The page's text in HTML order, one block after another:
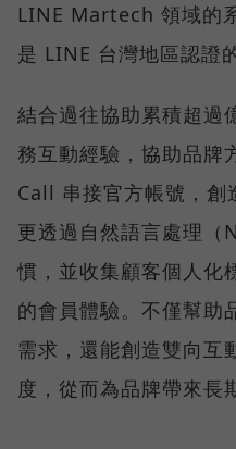
LINE Martech 領域的
是 LINE 台灣地區認證
結合過往協助累積超過
務互動經驗，協助品牌
Call 串接官方帳號，創
更透過自然語言處理（
慣，並收集顧客個人化
的會員體驗。不僅幫助
需求，還能創造雙向互
度，從而為品牌帶來長